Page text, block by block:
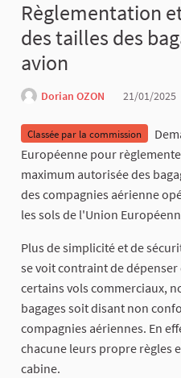
Règlementation
des tailles des
avion
Dorian OZON 21/01/2025
Classée par la commission
Européenne pour
maximum autorisée des
des compagnies aérienne
les sols de l'Union
Plus de simplicité et de
se voit contraint de
certains vols commerciaux,
bagages soit disant non
compagnies aériennes. En
chacune leurs propre règles
cabine.